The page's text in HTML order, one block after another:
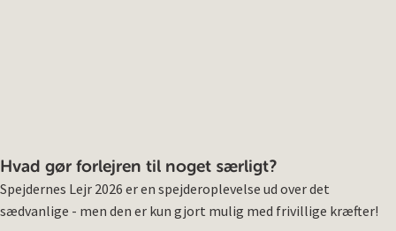
Hvad gør forlejren til noget særligt?
Spejdernes Lejr 2026 er en spejderoplevelse ud over det
sædvanlige - men den er kun gjort mulig med frivillige kræfter!